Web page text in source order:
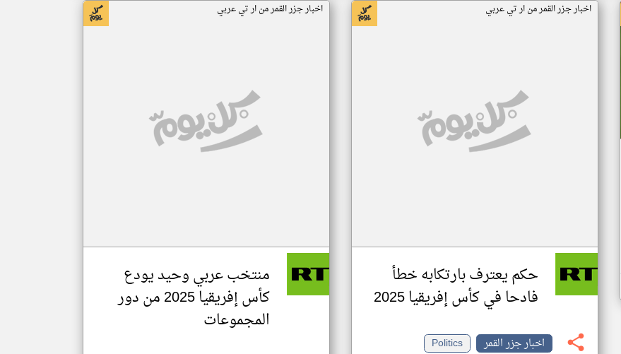
اخبار جزر القمر من ار تي عربي
حكم يعترف بارتكابه خطأ
فادحا في كأس إفريقيا 2025
اخبار جزر القمر
Politics
اخبار جزر القمر من ار تي عربي
منتخب عربي وحيد يودع
كأس إفريقيا 2025 من دور
المجموعات